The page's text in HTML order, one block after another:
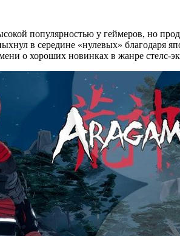
популярностью у геймеров, но
в середине «нулевых» благодаря
о хороших новинках в жанре стелс-